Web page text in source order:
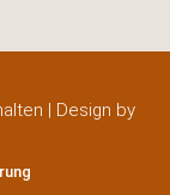
| Design by